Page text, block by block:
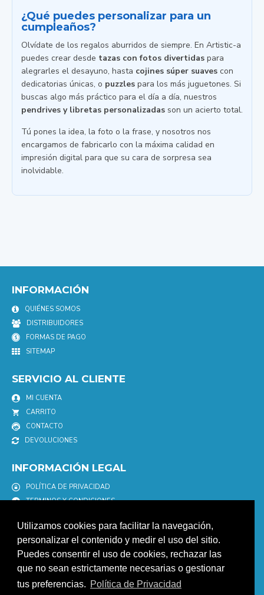
Utilizamos cookies para facilitar la navegación,
personalizar el contenido y medir el uso del sitio.
Puedes consentir el uso de cookies, rechazar las
que no sean estrictamente necesarias o gestionar
tus preferencias. Política de Privacidad
¿Qué puedes personalizar para un
cumpleaños?
Olvídate de los regalos aburridos de siempre. En Artistic-a
puedes crear desde tazas con fotos divertidas para
alegrarles el desayuno, hasta cojines súper suaves con
dedicatorias únicas, o puzzles para los más juguetones. Si
buscas algo más práctico para el día a día, nuestros
pendrives y libretas personalizadas son un acierto total.
Tú pones la idea, la foto o la frase, y nosotros nos
encargamos de fabricarlo con la máxima calidad en
impresión digital para que su cara de sorpresa sea
inolvidable.
INFORMACIÓN
QUIÉNES SOMOS
DISTRIBUIDORES
FORMAS DE PAGO
SITEMAP
SERVICIO AL CLIENTE
MI CUENTA
CARRITO
CONTACTO
DEVOLUCIONES
INFORMACIÓN LEGAL
POLÍTICA DE PRIVACIDAD
TERMINOS Y CONDICIONES
AVISO LEGAL
NEWSLETTER
Únete a nuestro newletter para estar informad@ de nuestras
promociones y descuentos.